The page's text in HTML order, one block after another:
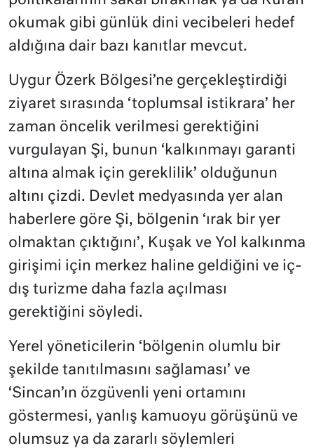
okumak gibi günlük dini vecibeleri hedef
aldığına dair bazı kanıtlar mevcut.
Uygur Özerk Bölgesi’ne gerçekleştirdiği
ziyaret sırasında ‘toplumsal istikrara’ her
zaman öncelik verilmesi gerektiğini
vurgulayan Şi, bunun ‘kalkınmayı garanti
altına almak için gereklilik’ olduğunun
altını çizdi. Devlet medyasında yer alan
haberlere göre Şi, bölgenin ‘ırak bir yer
olmaktan çıktığını’, Kuşak ve Yol kalkınma
girişimi için merkez haline geldiğini ve iç-
dış turizme daha fazla açılması
gerektiğini söyledi.
Yerel yöneticilerin ‘bölgenin olumlu bir
şekilde tanıtılmasını sağlaması’ ve
‘Sincan’ın özgüvenli yeni ortamını
göstermesi, yanlış kamuoyu görüşünü ve
olumsuz ya da zararlı söylemleri